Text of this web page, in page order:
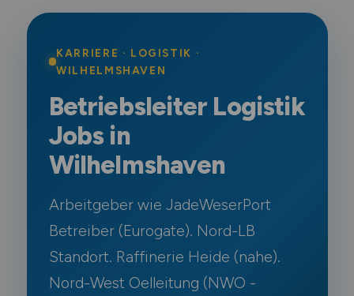
KARRIERE · LOGISTIK ·
WILHELMSHAVEN
Betriebsleiter Logistik
Jobs in
Wilhelmshaven
Arbeitgeber wie JadeWeserPort
Betreiber (Eurogate). Nord-LB
Standort. Raffinerie Heide (nahe).
Nord-West Oelleitung (NWO -